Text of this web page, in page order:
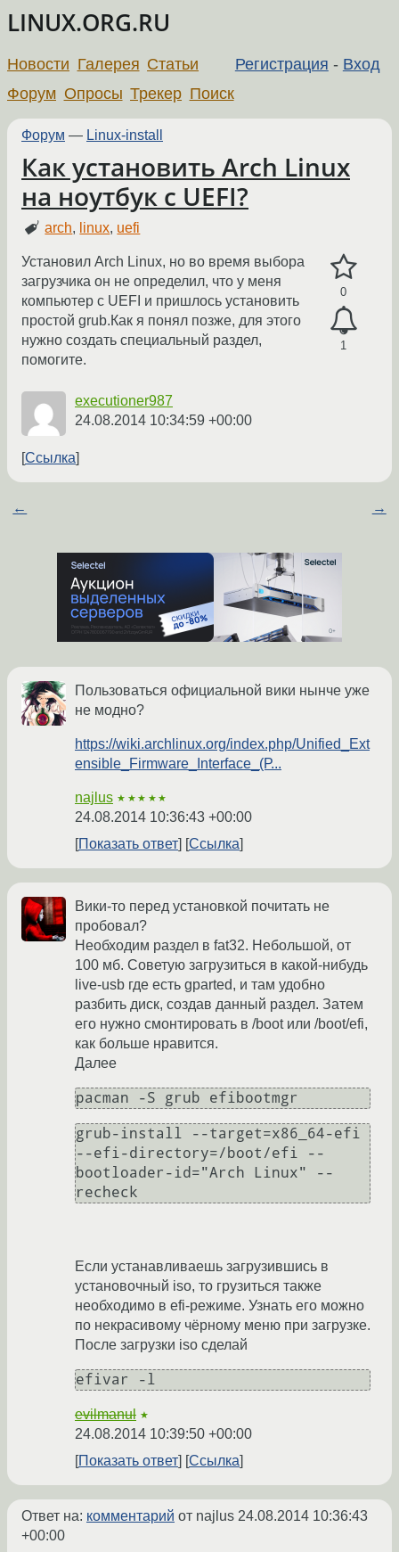
LINUX.ORG.RU
Регистрация - Вход
Новости Галерея Статьи
Форум Опросы Трекер Поиск
Форум — Linux-install
Как установить Arch Linux
на ноутбук с UEFI?
arch, linux, uefi
0
1
Установил Arch Linux, но во время выбора
загрузчика он не определил, что у меня
компьютер с UEFI и пришлось установить
простой grub.Как я понял позже, для этого
нужно создать специальный раздел,
помогите.
executioner987
24.08.2014 10:34:59 +00:00
Ссылка
← →
Пользоваться официальной вики нынче уже
не модно?
https://wiki.archlinux.org/index.php/Unified_Ext
ensible_Firmware_Interface_(Р...
najlus ★★★★★
24.08.2014 10:36:43 +00:00
Показать ответ
Ссылка
Вики-то перед установкой почитать не
пробовал?
Необходим раздел в fat32. Небольшой, от
100 мб. Советую загрузиться в какой-нибудь
live-usb где есть gparted, и там удобно
разбить диск, создав данный раздел. Затем
его нужно смонтировать в /boot или /boot/efi,
как больше нравится.
Далее
pacman -S grub efibootmgr
grub-install --target=x86_64-efi
--efi-directory=/boot/efi --
bootloader-id="Arch Linux" --
recheck
Если устанавливаешь загрузившись в
установочный iso, то грузиться также
необходимо в efi-режиме. Узнать его можно
по некрасивому чёрному меню при загрузке.
После загрузки iso сделай
efivar -l
evilmanul ★
24.08.2014 10:39:50 +00:00
Показать ответ
Ссылка
Ответ на: комментарий от najlus 24.08.2014 10:36:43
+00:00